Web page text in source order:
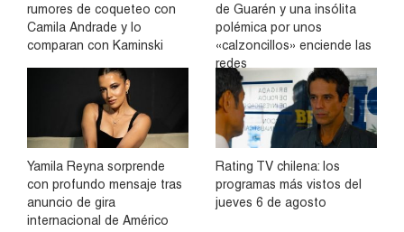
rumores de coqueteo con
Camila Andrade y lo
comparan con Kaminski
de Guarén y una insólita
polémica por unos
«calzoncillos» enciende las
redes
Yamila Reyna sorprende
con profundo mensaje tras
anuncio de gira
internacional de Américo
Rating TV chilena: los
programas más vistos del
jueves 6 de agosto